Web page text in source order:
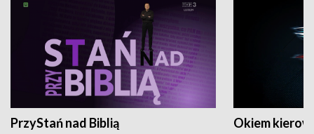
PrzyStań nad Biblią Okiem